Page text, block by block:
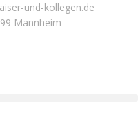
und-kollegen.de
Mannheim